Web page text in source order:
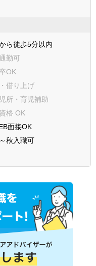
ら徒歩5分以内
勤可
OK
借り上げ
所・育児補助
格 OK
面接OK
秋入職可